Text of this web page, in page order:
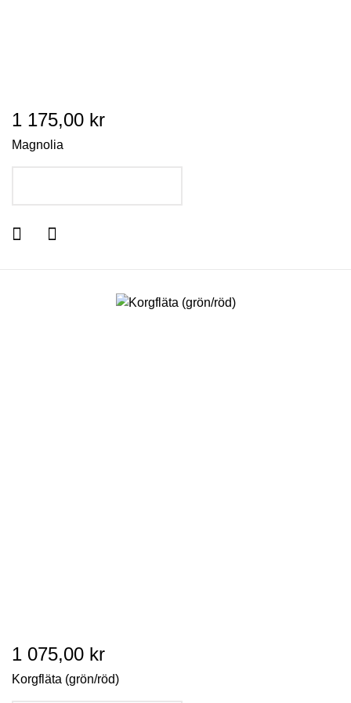
1 175,00 kr
Magnolia
1 075,00 kr
Korgfläta (grön/röd)